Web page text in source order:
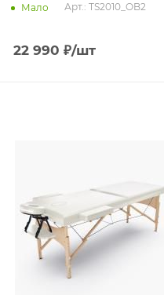
Мало Арт.: TS2010_OB2
22 990 ₽/шт